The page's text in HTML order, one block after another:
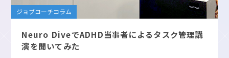
ジョブコーチコラム
Neuro DiveでADHD当事者によるタスク管理講
演を聞いてみた